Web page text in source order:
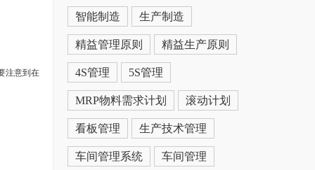
注意到在
智能制造 生产制造
精益管理原则 精益生产原则
4S管理 5S管理
MRP物料需求计划 滚动计划
看板管理 生产技术管理
车间管理系统 车间管理